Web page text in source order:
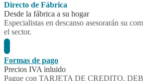
Directo de Fábrica
Desde la fábrica a su hogar
Especialistas en descanso asesorarán su
el sector.
Formas de pago
Precios IVA inluido
Pague con TARJETA DE CREDITO,